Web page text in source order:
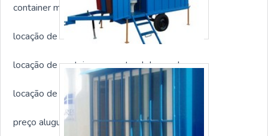
container marítimo para locação
locação de container marítimos
locação de container para stand de vendas
locação de contêineres marítimos adaptados
preço aluguel container escritório